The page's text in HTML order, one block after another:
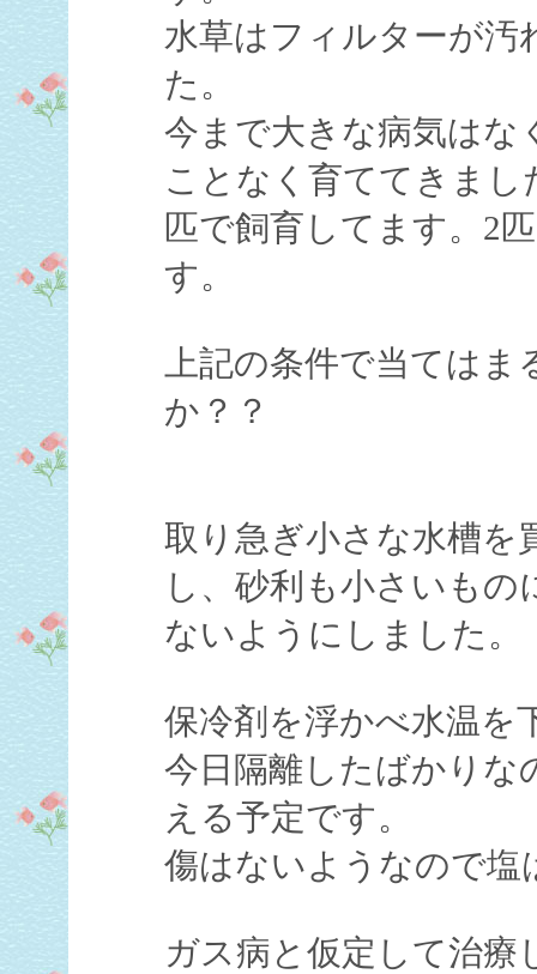
水草はフィルターが汚
た。
今まで大きな病気はな
ことなく育ててきまし
匹で飼育してます。2
す。
上記の条件で当ては
か？？
取り急ぎ小さな水槽を
し、砂利も小さいも
ないようにしました。
保冷剤を浮かべ水温を
今日隔離したばかりな
える予定です。
傷はないようなので塩
ガス病と仮定して治療